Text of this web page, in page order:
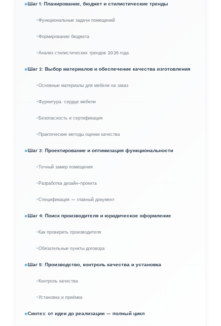
Шаг 1: Планирование, бюджет и стилистические тренды
Функциональные задачи помещений
Формирование бюджета
Анализ стилистических трендов 2026 года
Шаг 2: Выбор материалов и обеспечение качества изготовления
Основные материалы для мебели на заказ
Фурнитура: сердце мебели
Безопасность и сертификация
Практические методы оценки качества
Шаг 3: Проектирование и оптимизация функциональности
Точный замер помещения
Разработка дизайн-проекта
Спецификация — главный документ
Шаг 4: Поиск производителя и юридическое оформление
Как проверить производителя
Обязательные пункты договора
Шаг 5: Производство, контроль качества и установка
Контроль качества
Установка и приёмка
Синтез: от идеи до реализации — полный цикл